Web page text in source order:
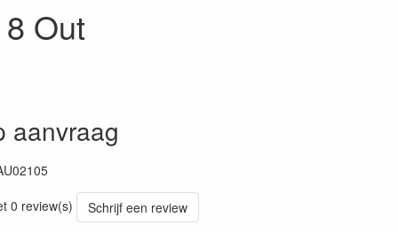
Out
aanvraag
0 review(s)
Schrijf een review